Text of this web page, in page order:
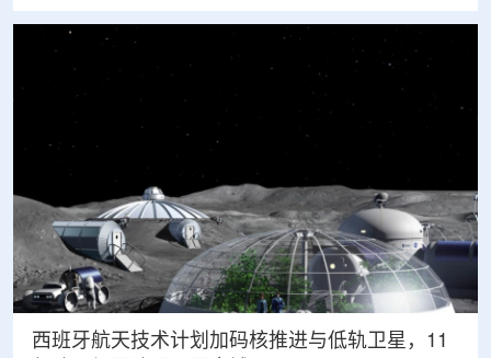
西班牙航天技术计划加码核推进与低轨卫星，11